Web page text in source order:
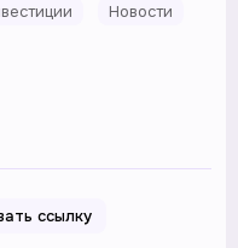
Новости
ссылку